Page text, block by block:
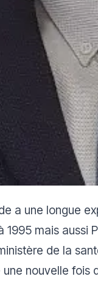
a une longue
mais aussi
de la
nouvelle